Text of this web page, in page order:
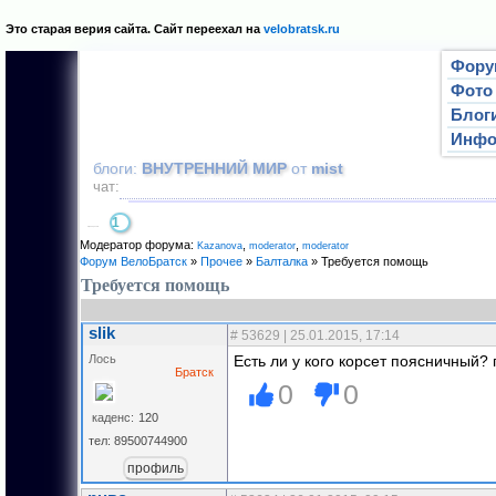
Это старая верия сайта. Сайт переехал на velobratsk.ru
Фото
Инфо
блоги: ВНУТРЕННИЙ МИР от mist
чат:
1
Модератор форума: Kazanova moderator mоderator
Форум ВелоБратск » Прочее » Балталка » Требуется помощь
Требуется помощь
slik # 53629 | 25.01.2015, 17:14
Лось
Братск
каденс: 120
тел: 89500744900
Есть ли у кого корсет
0 0
профиль